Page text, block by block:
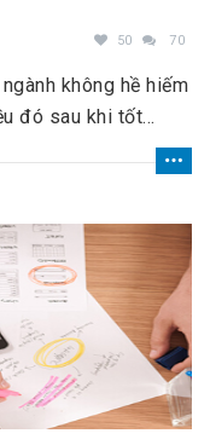
50 70
không hề hiếm
đó sau khi tốt
đã học? Chuyển